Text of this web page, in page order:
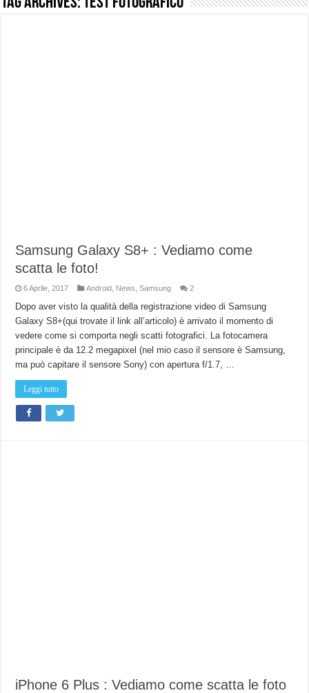
Samsung Galaxy S8+ : Vediamo come
scatta le foto!
6 Aprile, 2017 Android News ,Samsung 2
Dopo aver visto la qualità della registrazione video di Samsung
Galaxy S8+(qui trovate il link all’articolo) è arrivato il momento di
vedere come si comporta negli scatti fotografici. La fotocamera
principale è da 12.2 megapixel (nel mio caso il sensore è Samsung,
ma può capitare il sensore Sony) con apertura f/1.7, …
Leggi tutto
iPhone 6 Plus : Vediamo come scatta le foto